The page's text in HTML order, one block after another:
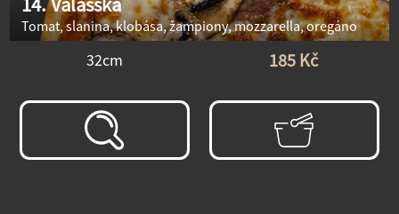
Tomat, slanina, klobása, žampiony, mozzarella, oregáno
32cm 185 Kč